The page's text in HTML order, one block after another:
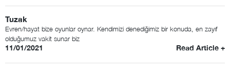
Tuzak
Evren/hayat bize oyunlar oynar. Kendimizi denediğimiz bir konuda, en zayıf
olduğumuz vakit sunar biz
11/01/2021 Read Article +